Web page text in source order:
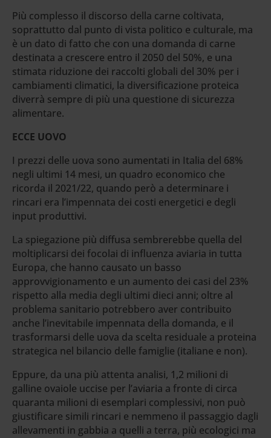
Più complesso il discorso della carne coltivata,
soprattutto dal punto di vista politico e culturale, ma
è un dato di fatto che con una domanda di carne
destinata a crescere entro il 2050 del 50%, e una
stimata riduzione dei raccolti globali del 30% per i
cambiamenti climatici, la diversificazione proteica
diverrà sempre di più una questione di sicurezza
alimentare.
ECCE UOVO
I prezzi delle uova sono aumentati in Italia del 68%
negli ultimi 14 mesi, un quadro economico che
ricorda il 2021/22, quando però a determinare i
rincari era l’impennata dei costi energetici e degli
input produttivi.
La spiegazione più diffusa sembrerebbe quella del
moltiplicarsi dei focolai di influenza aviaria in tutta
Europa, che hanno causato un basso
approvvigionamento e un aumento dei casi del 23%
rispetto alla media degli ultimi dieci anni; oltre al
problema sanitario potrebbero aver contribuito
anche l’inevitabile impennata della domanda, e il
trasformarsi delle uova da scelta residuale a proteina
strategica nel bilancio delle famiglie (italiane e non).
Eppure, da una più attenta analisi, 1,2 milioni di
galline ovaiole uccise per l’aviaria a fronte di circa
quaranta milioni di esemplari complessivi, non può
giustificare simili rincari e nemmeno il passaggio dagli
allevamenti in gabbia a quelli a terra, più ecologici ma